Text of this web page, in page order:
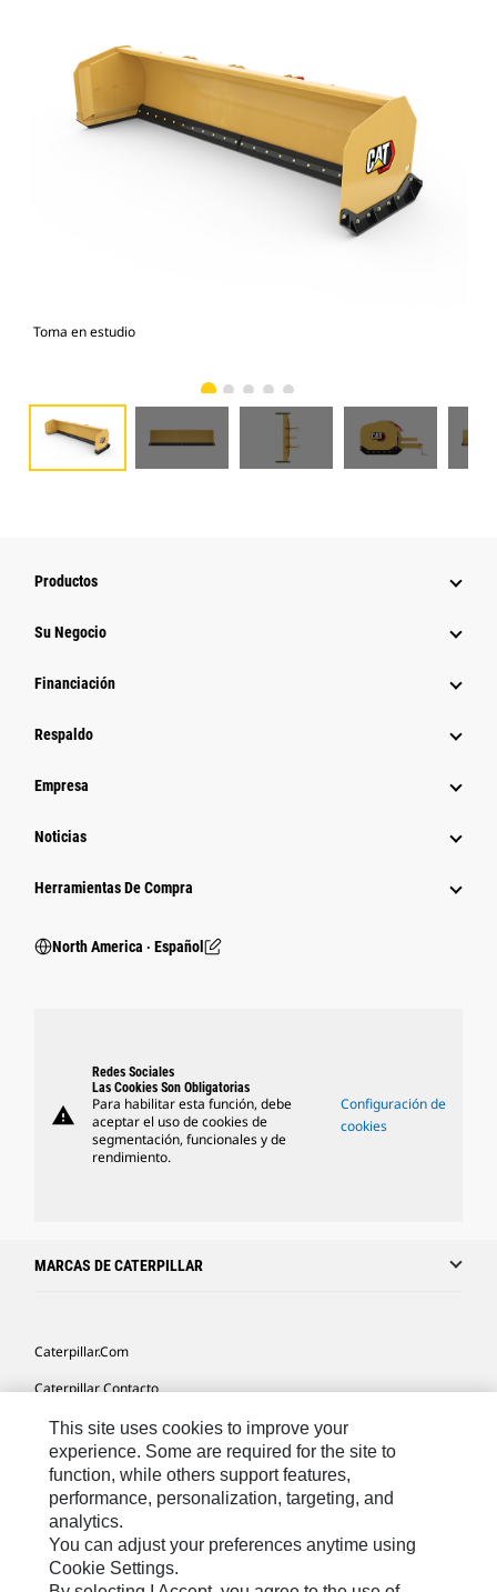
Toma en estudio
Productos
Su Negocio
Financiación
Respaldo
Empresa
Noticias
Herramientas De Compra
North America ‧ Español
warning
Redes Sociales
Las Cookies Son Obligatorias
Para habilitar esta función, debe
aceptar el uso de cookies de
segmentación, funcionales y de
rendimiento.
Configuración de
cookies
MARCAS DE CATERPILLAR
Caterpillar.com
Caterpillar Contacto
Mis Preferencias De Marketing
Site Map
Cookie Settings
Legal
Privacy
This site uses cookies to improve your
experience. Some are required for the site to
function, while others support features,
performance, personalization, targeting, and
analytics.
You can adjust your preferences anytime using
Cookie Settings.